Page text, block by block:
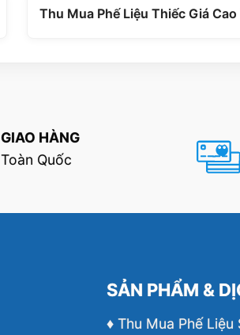
Thu Mua Phế Liệu Thiếc Giá Cao
GIAO HÀNG
Toàn Quốc
SẢN PHẨM &
♦ Thu Mua Phế Liệu